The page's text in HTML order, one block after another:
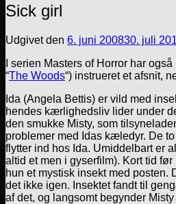
Sick girl
Udgivet den 6. juni 200830. juli
I serien Masters of Horror har
“The Woods“) instrueret et afsnit,
Ida (Angela Bettis) er vild med
hendes kærlighedsliv lider under
den smukke Misty, som
problemer med Idas kæledyr. De
flytter ind hos Ida. Umiddelbart er
altid et men i gyserfilm). Kort tid
hun et mystisk insekt med posten.
det ikke igen. Insektet fandt til
af det, og langsomt begynder